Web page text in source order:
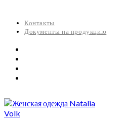
Контакты
Документы на продукцию